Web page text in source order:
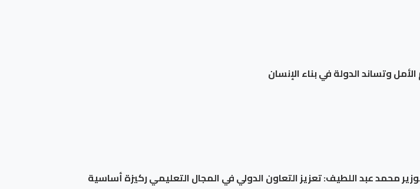
وتساند الدولة في بناء الإنسان
محمد عبد اللطيف: تعزيز التعاون الدولي في المجال التعليمي ركيزة أساسية